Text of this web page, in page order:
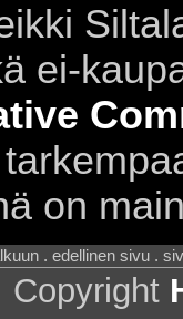
ei-
on
. edellinen sivu .
Copyright